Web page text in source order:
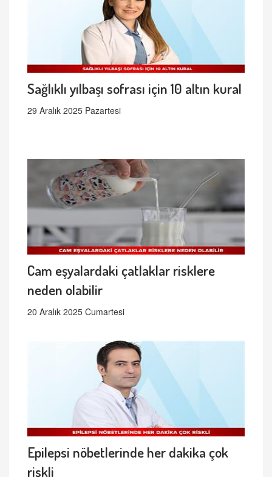
Sağlıklı yılbaşı sofrası için 10 altın kural
29 Aralık 2025 Pazartesi
Cam eşyalardaki çatlaklar risklere
neden olabilir
20 Aralık 2025 Cumartesi
Epilepsi nöbetlerinde her dakika çok
riskli